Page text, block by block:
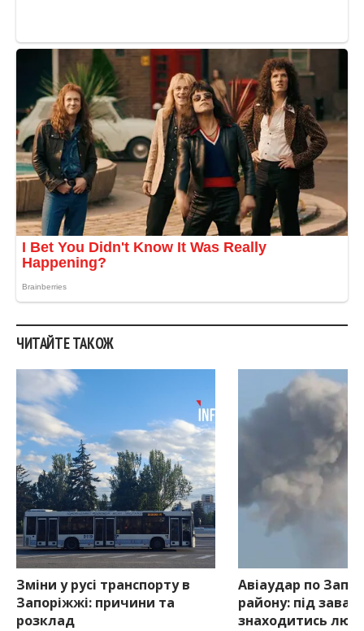
ЧИТАЙТЕ ТАКОЖ
Зміни у русі транспорту в
Запоріжжі: причини та
розклад
Авіаудар по
району: під
знаходитись